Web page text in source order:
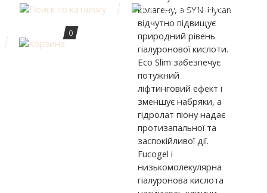
0
колагену, а SYN-Hycan
відчутно підвищує
природний рівень
гіалуронової кислоти.
Eco Slim забезпечує
потужний
ліфтинговий ефект і
зменшує набряки, а
гідролат піону надає
протизапальної та
заспокійливої дії.
Fucogel і
низькомолекулярна
гіалуронова кислота